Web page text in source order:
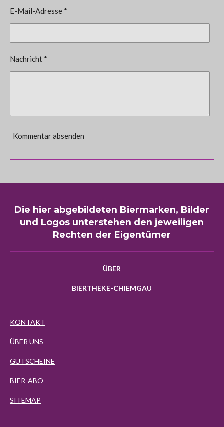
E-Mail-Adresse *
Nachricht *
Kommentar absenden
Die hier abgebildeten Biermarken, Bilder
und Logos unterstehen den jeweiligen
Rechten der Eigentümer
ÜBER
BIERTHEKE-CHIEMGAU
KONTAKT
ÜBER UNS
GUTSCHEINE
BIER-ABO
SITEMAP